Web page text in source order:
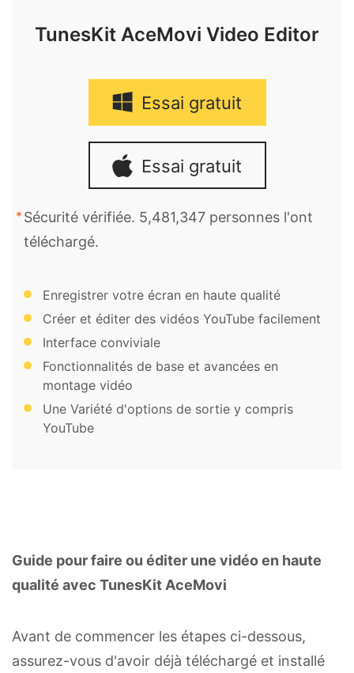
TunesKit AceMovi Video Editor
Essai gratuit
Essai gratuit
Sécurité vérifiée. 5,481,347 personnes l'ont
téléchargé.
Enregistrer votre écran en haute qualité
Créer et éditer des vidéos YouTube facilement
Interface conviviale
Fonctionnalités de base et avancées en
montage vidéo
Une Variété d'options de sortie y compris
YouTube
Guide pour faire ou éditer une vidéo en haute
qualité avec TunesKit AceMovi
Avant de commencer les étapes ci-dessous,
assurez-vous d'avoir déjà téléchargé et installé